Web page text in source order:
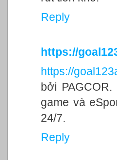
Reply
https://
https://
bởi
game và
24/7.
Reply